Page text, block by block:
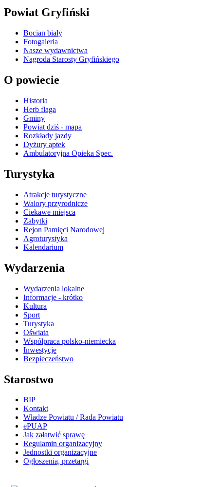
Powiat Gryfiński
Bocian biały
Fotogaleria
Nasze wydawnictwa
Nagroda Starosty Gryfińskiego
O powiecie
Historia
Herb flaga
Gminy
Powiat dziś - mapa
Rozkłady jazdy
Dyżury aptek
Ambulatoryjna Opieka Spec.
Turystyka
Atrakcje turystyczne
Walory przyrodnicze
Ciekawe miejsca
Zabytki
Rejon Pamięci Narodowej
Agroturystyka
Kalendarium
Wydarzenia
Wydarzenia lokalne
Informacje - krótko
Kultura
Sport
Turystyka
Oświata
Współpraca polsko-niemiecka
Inwestycje
Bezpieczeństwo
Starostwo
BIP
Kontakt
Władze Powiatu / Rada Powiatu
ePUAP
Jak załatwić sprawę
Regulamin organizacyjny
Jednostki organizacyjne
Ogłoszenia, przetargi